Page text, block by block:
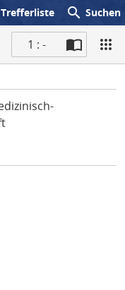
Trefferliste search Suchen
1 : -